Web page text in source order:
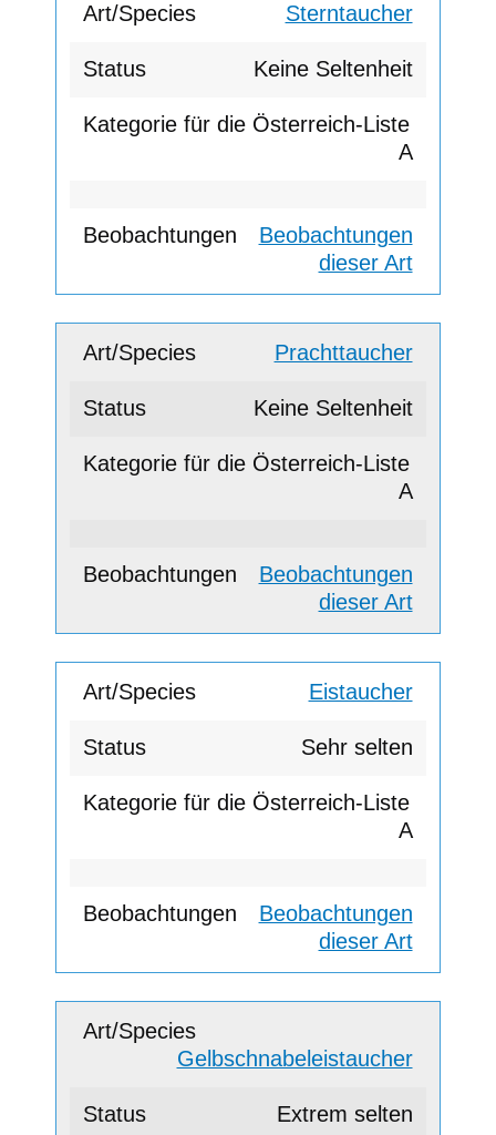
Sterntaucher
Keine Seltenheit
A
Beobachtungen
dieser Art
Prachttaucher
Keine Seltenheit
A
Beobachtungen
dieser Art
Eistaucher
Sehr selten
A
Beobachtungen
dieser Art
Gelbschnabeleistaucher
Extrem selten